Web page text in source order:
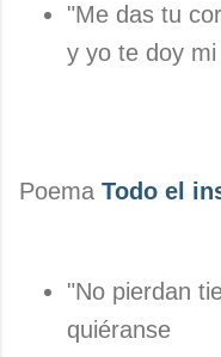
"Me das tu
y yo te doy
Poema Todo el
"No pierdan
quiéranse